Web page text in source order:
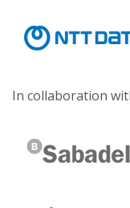
In collaboration